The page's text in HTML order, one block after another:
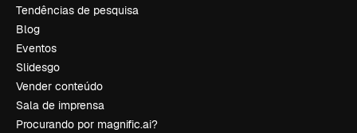
Tendências de pesquisa
Blog
Eventos
Slidesgo
Vender conteúdo
Sala de imprensa
Procurando por magnific.ai?